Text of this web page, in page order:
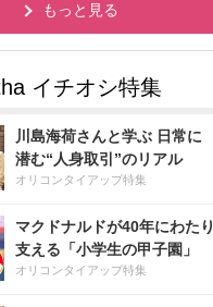
もっと見る
川島海荷さんと学ぶ 日常に
潜む“人身取引”のリアル
オリコンタイアップ特集
マクドナルドが40年にわたり
支える「小学生の甲子園」
オリコンタイアップ特集